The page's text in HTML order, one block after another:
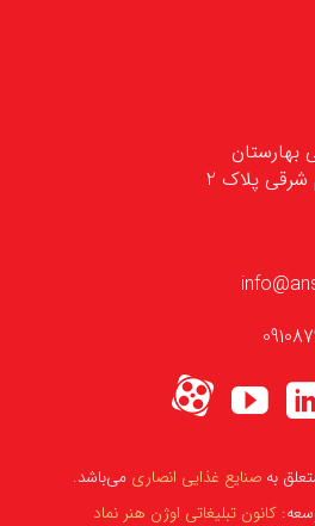
بهارستان
پلاک 2
بهصنایع غذایی انصاری می‌باشد.
کانون تبلیغاتی اوژن هنر نماد